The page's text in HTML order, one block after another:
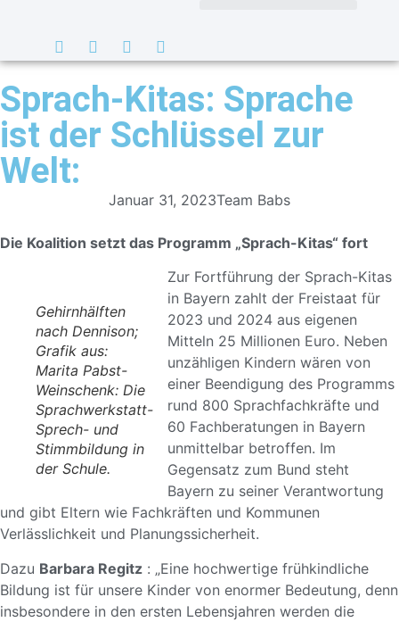
Sprach-Kitas: Sprache
ist der Schlüssel zur
Welt:
Januar 31, 2023Team Babs
Die Koalition setzt das Programm „Sprach-Kitas“ fort
Gehirnhälften
nach Dennison;
Grafik aus:
Marita Pabst-
Weinschenk: Die
Sprachwerkstatt-
Sprech- und
Stimmbildung in
der Schule.
Zur Fortführung der Sprach-Kitas
in Bayern zahlt der Freistaat für
2023 und 2024 aus eigenen
Mitteln 25 Millionen Euro. Neben
unzähligen Kindern wären von
einer Beendigung des Programms
rund 800 Sprachfachkräfte und
60 Fachberatungen in Bayern
unmittelbar betroffen. Im
Gegensatz zum Bund steht
Bayern zu seiner Verantwortung
und gibt Eltern wie Fachkräften und Kommunen
Verlässlichkeit und Planungssicherheit.
Dazu Barbara Regitz : „Eine hochwertige frühkindliche
Bildung ist für unsere Kinder von enormer Bedeutung, denn
insbesondere in den ersten Lebensjahren werden die